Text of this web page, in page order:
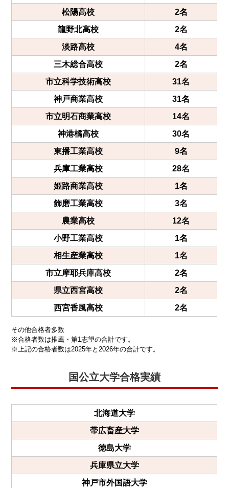
松陽高校
2名
龍野北高校
2名
淡路高校
4名
三木総合高校
2名
市立科学技術高校
31名
神戸商業高校
31名
市立明石商業高校
14名
神港橘高校
30名
東播工業高校
9名
兵庫工業高校
28名
姫路商業高校
1名
飾磨工業高校
3名
農業高校
12名
小野工業高校
1名
相生産業高校
1名
市立摩耶兵庫高校
2名
県立西宮高校
2名
西宮香風高校
2名
その他合格者多数
※合格者数は推薦・第1志望の合計です。
※上記の合格者数は2025年と2026年の合計です。
国公立大学合格実績
北海道大学
帯広畜産大学
徳島大学
兵庫県立大学
神戸市外国語大学